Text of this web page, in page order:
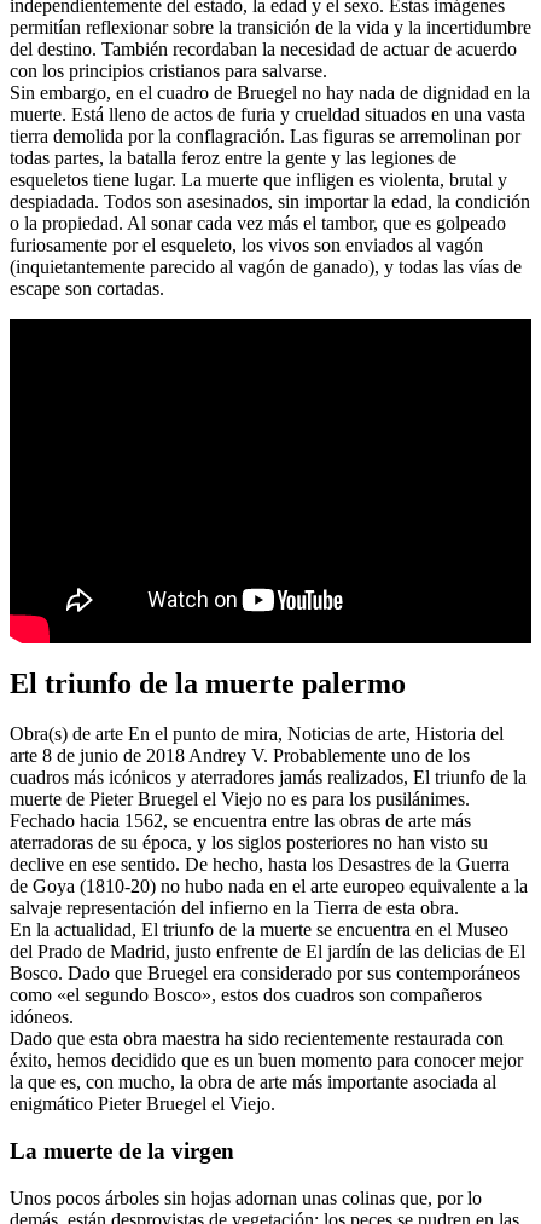
independientemente del estado, la edad y el sexo. Estas imágenes
permitían reflexionar sobre la transición de la vida y la incertidumbre
del destino. También recordaban la necesidad de actuar de acuerdo
con los principios cristianos para salvarse.
Sin embargo, en el cuadro de Bruegel no hay nada de dignidad en la
muerte. Está lleno de actos de furia y crueldad situados en una vasta
tierra demolida por la conflagración. Las figuras se arremolinan por
todas partes, la batalla feroz entre la gente y las legiones de
esqueletos tiene lugar. La muerte que infligen es violenta, brutal y
despiadada. Todos son asesinados, sin importar la edad, la condición
o la propiedad. Al sonar cada vez más el tambor, que es golpeado
furiosamente por el esqueleto, los vivos son enviados al vagón
(inquietantemente parecido al vagón de ganado), y todas las vías de
escape son cortadas.
El triunfo de la muerte palermo
Obra(s) de arte En el punto de mira, Noticias de arte, Historia del
arte 8 de junio de 2018 Andrey V. Probablemente uno de los
cuadros más icónicos y aterradores jamás realizados, El triunfo de la
muerte de Pieter Bruegel el Viejo no es para los pusilánimes.
Fechado hacia 1562, se encuentra entre las obras de arte más
aterradoras de su época, y los siglos posteriores no han visto su
declive en ese sentido. De hecho, hasta los Desastres de la Guerra
de Goya (1810-20) no hubo nada en el arte europeo equivalente a la
salvaje representación del infierno en la Tierra de esta obra.
En la actualidad, El triunfo de la muerte se encuentra en el Museo
del Prado de Madrid, justo enfrente de El jardín de las delicias de El
Bosco. Dado que Bruegel era considerado por sus contemporáneos
como «el segundo Bosco», estos dos cuadros son compañeros
idóneos.
Dado que esta obra maestra ha sido recientemente restaurada con
éxito, hemos decidido que es un buen momento para conocer mejor
la que es, con mucho, la obra de arte más importante asociada al
enigmático Pieter Bruegel el Viejo.
La muerte de la virgen
Unos pocos árboles sin hojas adornan unas colinas que, por lo
demás, están desprovistas de vegetación; los peces se pudren en las